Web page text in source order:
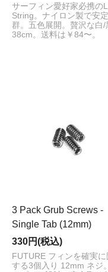
サーフィン愛好家必携の
String。ナイロン製で安
群。五色展開。贅沢な白/
38cm。送料は￥84〜。
3 Pack Grub Screws -
Single Tab (12mm)
330円(税込)
FUTURE フィンを確実に
する3個入り 12mm ネジ